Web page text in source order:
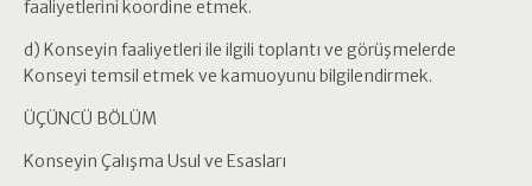
faaliyetlerini koordine etmek.
d) Konseyin faaliyetleri ile ilgili toplantı ve görüşmelerde
Konseyi temsil etmek ve kamuoyunu bilgilendirmek.
ÜÇÜNCÜ BÖLÜM
Konseyin Çalışma Usul ve Esasları